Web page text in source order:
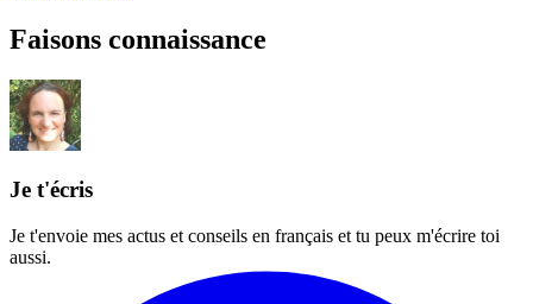
Faisons connaissance
Je t'écris
Je t'envoie mes actus et conseils en français et tu peux m'écrire toi
aussi.